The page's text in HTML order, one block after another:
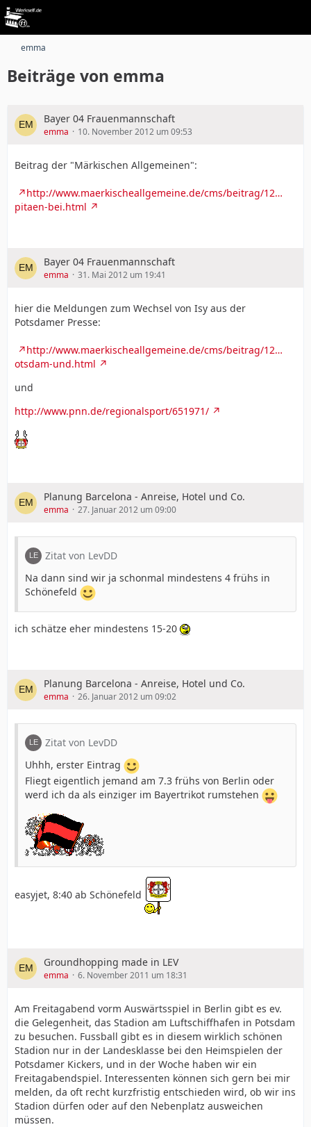
emma
Beiträge von emma
Bayer 04 Frauenmannschaft
emma 10. November 2012 um 09:53
Beitrag der "Märkischen Allgemeinen":
http://www.maerkischeallgemeine.de/cms/beitrag/12…
pitaen-bei.html
Bayer 04 Frauenmannschaft
emma 31. Mai 2012 um 19:41
hier die Meldungen zum Wechsel von Isy aus der
Potsdamer Presse:
http://www.maerkischeallgemeine.de/cms/beitrag/12…
otsdam-und.html
und
http://www.pnn.de/regionalsport/651971/
Planung Barcelona - Anreise, Hotel und Co.
emma 27. Januar 2012 um 09:00
Zitat von LevDD
Na dann sind wir ja schonmal mindestens 4 frühs in
Schönefeld
ich schätze eher mindestens 15-20
Planung Barcelona - Anreise, Hotel und Co.
emma 26. Januar 2012 um 09:02
Zitat von LevDD
Uhhh, erster Eintrag
Fliegt eigentlich jemand am 7.3 frühs von Berlin oder
werd ich da als einziger im Bayertrikot rumstehen
easyjet, 8:40 ab Schönefeld
Groundhopping made in LEV
emma 6. November 2011 um 18:31
Am Freitagabend vorm Auswärtsspiel in Berlin gibt es ev.
die Gelegenheit, das Stadion am Luftschiffhafen in Potsdam
zu besuchen. Fussball gibt es in diesem wirklich schönen
Stadion nur in der Landesklasse bei den Heimspielen der
Potsdamer Kickers, und in der Woche haben wir ein
Freitagabendspiel. Interessenten können sich gern bei mir
melden, da oft recht kurzfristig entschieden wird, ob wir ins
Stadion dürfen oder auf den Nebenplatz ausweichen
müssen.